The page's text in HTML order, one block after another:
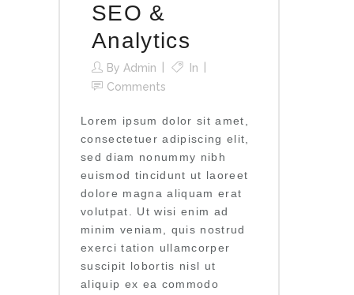
SEO &
Analytics
By Admin
In
Comments
Lorem ipsum dolor sit amet,
consectetuer adipiscing elit,
sed diam nonummy nibh
euismod tincidunt ut laoreet
dolore magna aliquam erat
volutpat. Ut wisi enim ad
minim veniam, quis nostrud
exerci tation ullamcorper
suscipit lobortis nisl ut
aliquip ex ea commodo